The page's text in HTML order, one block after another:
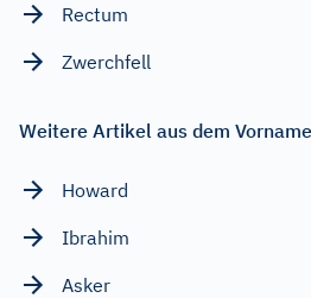
Rectum
Zwerchfell
Weitere Artikel aus dem
Howard
Ibrahim
Asker